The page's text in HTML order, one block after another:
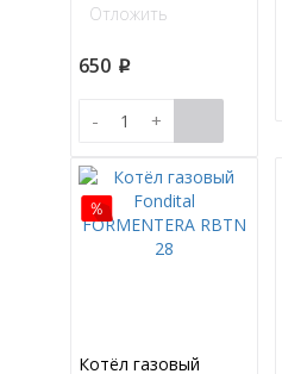
Отложить
650 p
- +
Котёл газовый